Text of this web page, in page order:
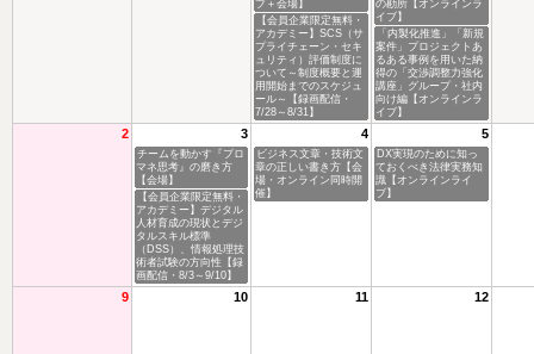
2 3 4 5
9 10 11 12
ブ＋会場】
の勘所【オンラインラ
イブ】
【会員企業限定無料・
アカデミー】SCS（サ
プライチェーン・セキ
ュリティ）評価制度に
ついて～制度概要と運
用開始までのスケジュ
ール～【録画配信・
7/28～8/31】
「内製化推進」「新規
案件」プロジェクトあ
るある事例を用いた納
得の「交渉調整力強化
講座」グループ・社内
向け編【オンラインラ
イブ】
チームを動かす『プロ
マネ思考』の磨き方
【会場】
ビジネス文章・技術文
章の正しい書き方【会
場・オンライン同時開
催】
DX実現のために知っ
ておくべき法律実務知
識【オンラインライ
ブ】
【会員企業限定無料・
アカデミー】デジタル
人材育成の現状とデジ
タルスキル標準
（DSS）、情報処理技
術者試験の方向性【録
画配信・8/3～9/10】